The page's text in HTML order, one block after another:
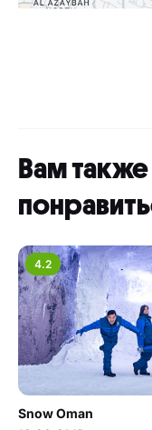
Вам
4.2
Snow Oman